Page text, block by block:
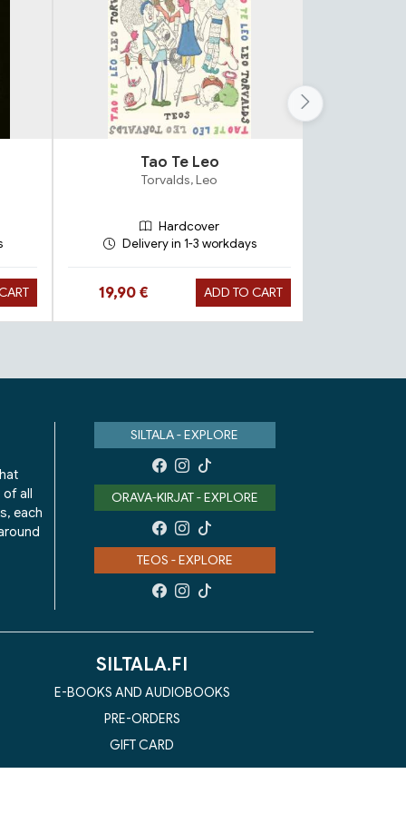
Tao Te Leo
Torvalds, Leo
Hardcover
Delivery in 1-3 workdays
Hinta nyt
19,90 € ADD TO CART
of all
each
SILTALA - EXPLORE
ORAVA-KIRJAT - EXPLORE
TEOS - EXPLORE
SILTALA.FI
E-BOOKS AND AUDIOBOOKS
PRE-ORDERS
GIFT CARD